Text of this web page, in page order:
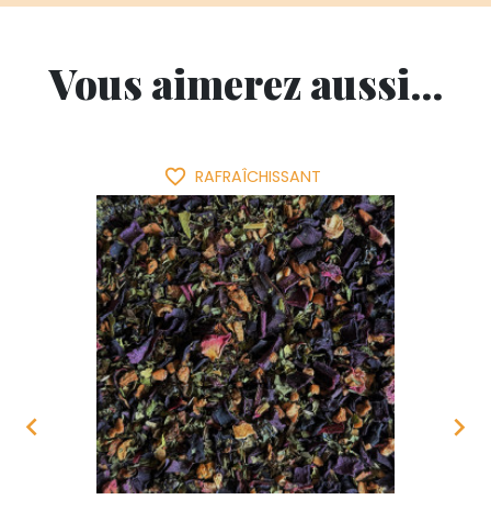
Vous aimerez aussi...

favorite_border RAFRAÎCHISSANT
